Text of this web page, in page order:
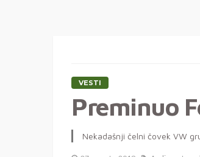
VESTI
Preminuo
Nekadašnji čelni čovek VW